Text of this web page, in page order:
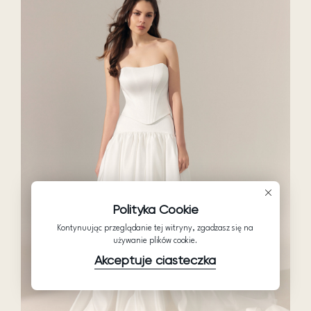
Polityka Cookie
Kontynuując przeglądanie tej witryny, zgadzasz się na
używanie plików cookie.
Akceptuje ciasteczka